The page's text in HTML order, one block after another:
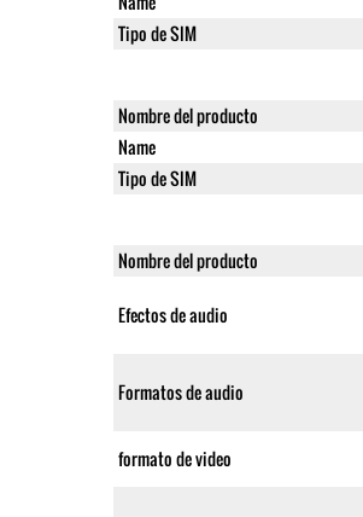
Tipo de SIM
Nombre del producto
Name
Tipo de SIM
Nombre del producto
Efectos de audio
Formatos de audio
formato de video